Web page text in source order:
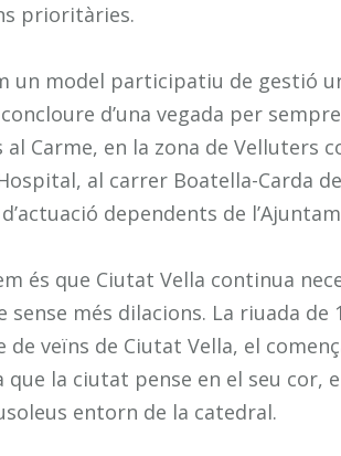
prioritàries.
un model participatiu de gestió
d’una vegada per
al Carme, en la zona de Velluters
al carrer Boatella-Carda
dependents de
és que Ciutat Vella continua
sense més dilacions. La riuada de
de veïns de Ciutat Vella, el
que la ciutat pense en el seu cor,
entorn de la catedral.